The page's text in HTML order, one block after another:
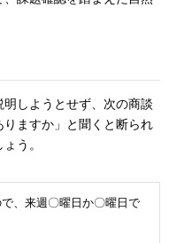
しようとせず、次の商談
ますか」と聞くと断られ
う。
、来週〇曜日か〇曜日で